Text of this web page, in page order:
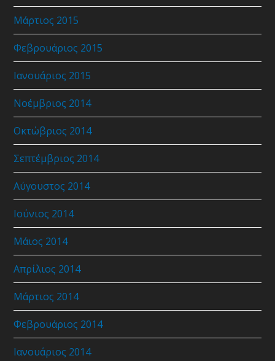
Μάρτιος 2015
Φεβρουάριος 2015
Ιανουάριος 2015
Νοέμβριος 2014
Οκτώβριος 2014
Σεπτέμβριος 2014
Αύγουστος 2014
Ιούνιος 2014
Μάιος 2014
Απρίλιος 2014
Μάρτιος 2014
Φεβρουάριος 2014
Ιανουάριος 2014